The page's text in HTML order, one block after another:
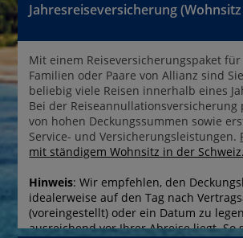
Jahresreiseversicherung (Wohnsitz
Mit einem Reiseversicherungspaket
Familien oder Paare von Allianz sind
beliebig viele Reisen innerhalb eines
Bei der Reiseannullationsversicherung
von hohen Deckungssummen sowie
Service- und Versicherungsleistungen.
mit ständigem Wohnsitz in der Schweiz.
Hinweis: Wir empfehlen, den
idealerweise auf den Tag nach
(voreingestellt) oder ein Datum zu
ausreichend vor Ihrer Abreise liegt. So